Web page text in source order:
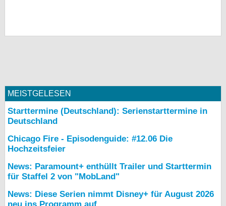
MEISTGELESEN
Starttermine (Deutschland): Serienstarttermine in
Deutschland
Chicago Fire - Episodenguide: #12.06 Die
Hochzeitsfeier
News: Paramount+ enthüllt Trailer und Starttermin
für Staffel 2 von "MobLand"
News: Diese Serien nimmt Disney+ für August 2026